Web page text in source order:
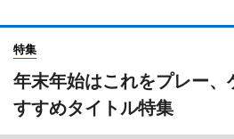
特集
年末年始はこれをプレー、
すすめタイトル特集